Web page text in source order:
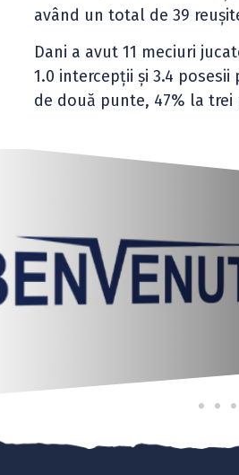
având un total de 39
Dani a avut 11 meciuri
1.0 intercepții și 3.4
de două punte, 47% la